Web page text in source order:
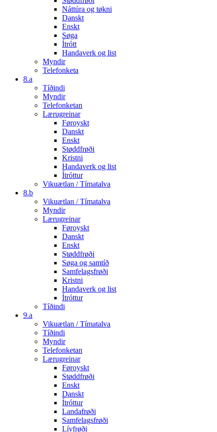
Náttúra og tøkni
Danskt
Enskt
Søga
Ítrótt
Handaverk og list
Myndir
Telefonketa
8.a
Tíðindi
Myndir
Telefonketan
Lærugreinar
Føroyskt
Danskt
Enskt
Støddfrøði
Kristni
Handaverk og list
Ítróttur
Vikuætlan / Tímatalva
8.b
Vikuætlan / Tímatalva
Myndir
Lærugreinar
Føroyskt
Danskt
Enskt
Støddfrøði
Søga og samtíð
Samfelagsfrøði
Kristni
Handaverk og list
Ítróttur
Tíðindi
9.a
Vikuætlan / Tímatalva
Tíðindi
Myndir
Telefonketan
Lærugreinar
Føroyskt
Støddfrøði
Enskt
Danskt
Ítróttur
Landafrøði
Samfelagsfrøði
Lívfrøði